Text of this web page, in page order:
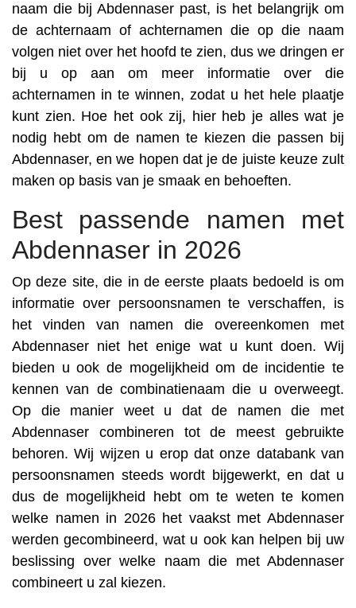
naam die bij Abdennaser past, is het belangrijk om
de achternaam of achternamen die op die naam
volgen niet over het hoofd te zien, dus we dringen er
bij u op aan om meer informatie over die
achternamen in te winnen, zodat u het hele plaatje
kunt zien. Hoe het ook zij, hier heb je alles wat je
nodig hebt om de namen te kiezen die passen bij
Abdennaser, en we hopen dat je de juiste keuze zult
maken op basis van je smaak en behoeften.
Best passende namen met
Abdennaser in 2026
Op deze site, die in de eerste plaats bedoeld is om
informatie over persoonsnamen te verschaffen, is
het vinden van namen die overeenkomen met
Abdennaser niet het enige wat u kunt doen. Wij
bieden u ook de mogelijkheid om de incidentie te
kennen van de combinatienaam die u overweegt.
Op die manier weet u dat de namen die met
Abdennaser combineren tot de meest gebruikte
behoren. Wij wijzen u erop dat onze databank van
persoonsnamen steeds wordt bijgewerkt, en dat u
dus de mogelijkheid hebt om te weten te komen
welke namen in 2026 het vaakst met Abdennaser
werden gecombineerd, wat u ook kan helpen bij uw
beslissing over welke naam die met Abdennaser
combineert u zal kiezen.